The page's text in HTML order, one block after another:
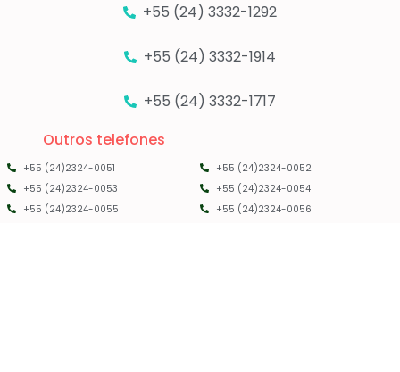
+55 (24) 3332-1292
+55 (24) 3332-1914
+55 (24) 3332-1717
Outros telefones
+55 (24)2324-0051
+55 (24)2324-0052
+55 (24)2324-0053
+55 (24)2324-0054
+55 (24)2324-0055
+55 (24)2324-0056